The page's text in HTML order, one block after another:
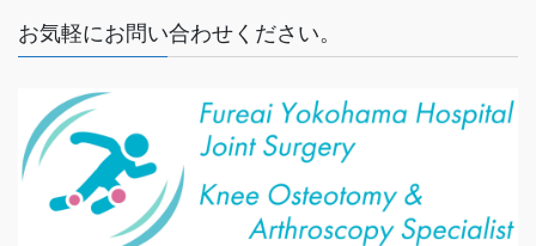
お気軽にお問い合わせください。